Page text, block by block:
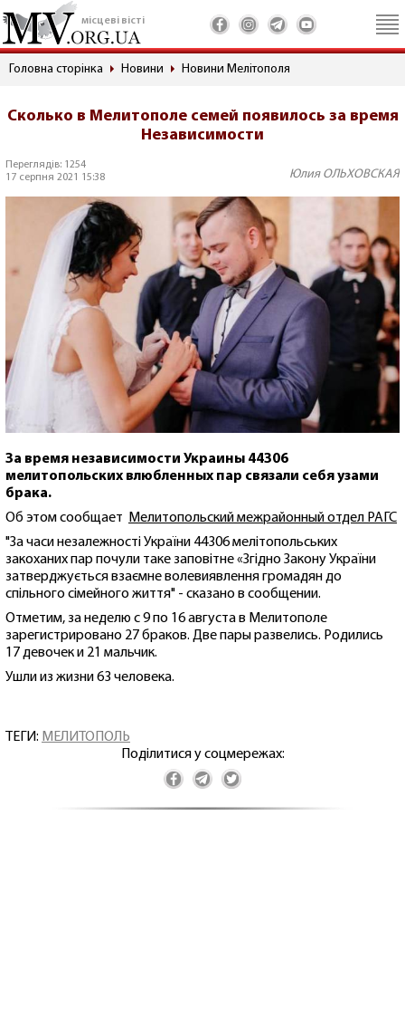
місцеві вісті
Головна сторінка Новини Новини Мелітополя
Сколько в Мелитополе семей появилось за время
Независимости
Переглядів: 1254
17 серпня 2021 15:38
Юлия ОЛЬХОВСКАЯ
За время независимости Украины 44306
мелитопольских влюбленных пар связали себя узами
брака.
Об этом сообщает
Мелитопольский межрайонный отдел РАГС
"За часи незалежності України 44306 мелітопольських
закоханих пар почули таке заповітне «Згідно Закону України
затверджується взаємне волевиявлення громадян до
спільного сімейного життя" - сказано в сообщении.
Отметим, за неделю с 9 по 16 августа в Мелитополе
зарегистрировано 27 браков. Две пары развелись. Родились
17 девочек и 21 мальчик.
Ушли из жизни 63 человека.
ТЕГИ: МЕЛИТОПОЛЬ
Поділитися у соцмережах: